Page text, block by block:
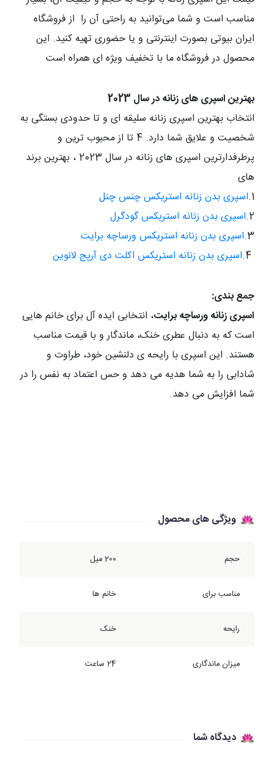
مناسب است و شما می‌توانید به راحتی آن را از فروشگاه‌
ایران بیوتی بصورت اینترنتی و یا حضوری تهیه کنید. این
محصول در فروشگاه ما با تخفیف ویژه ای همراه است
بهترین اسپری های زنانه در سال 2023
انتخاب بهترین اسپری زنانه سلیقه ای و تا حدودی بستگی به
شخصیت و علایق شما دارد. 4 تا از محبوب ترین و
پرطرفدارترین اسپری های زنانه در سال 2023 ، بهترین برند
های
1. اسپری بدن زنانه استریکس چنس چنل
2. اسپری بدن زنانه استریکس گودگرل
3. اسپری بدن زنانه استریکس ورساچه برایت
اسپری بدن زنانه استریکس اکلت دی آرپج لانوین
جمع بندی:
اسپری زنانه ورساچه برایت، انتخابی ایده آل برای خانم هایی
است که به دنبال عطری خنک، ماندگار و با قیمت مناسب
هستند. این اسپری با رایحه ی دلنشین خود، طراوت و
شادابی را به شما هدیه می دهد و حس اعتماد به نفس را در
شما افزایش می دهد.
ویژگی های محصول
حجم 200 میل
مناسب برای خانم ها
رایحه خنک
میزان ماندگاری 24 ساعت
دیدگاه شما